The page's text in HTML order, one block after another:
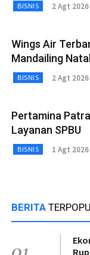
BISNIS 2 Agt 2026
Wings Air
Mandailing Natal
BISNIS 2 Agt 2026
Pertamina
Layanan SPBU
BISNIS 1 Agt 2026
BERITA